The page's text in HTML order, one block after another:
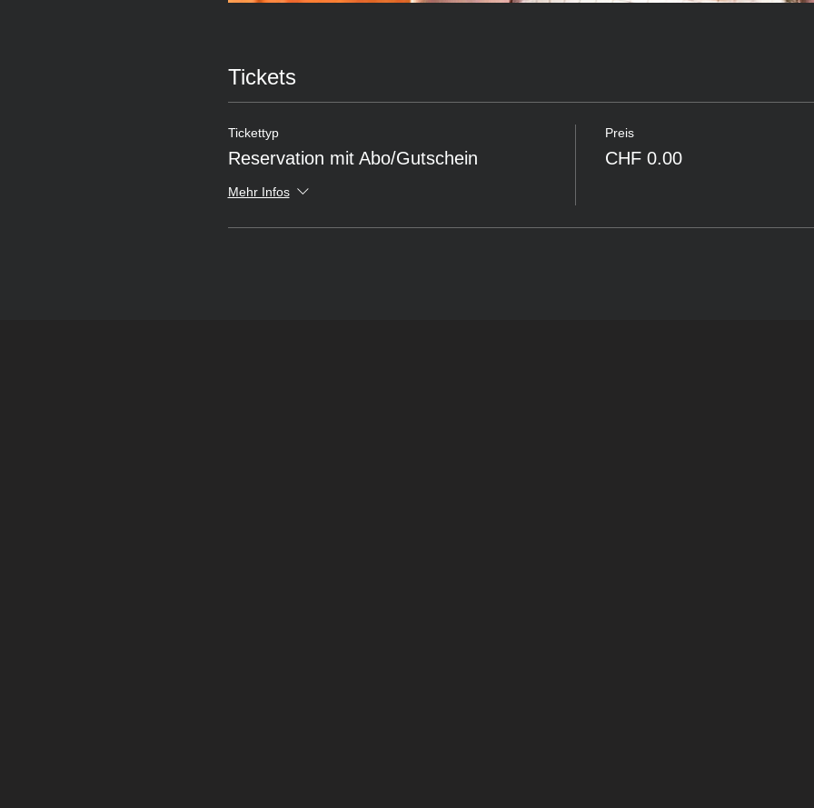
Tickets
Tickettyp
Reservation mit Abo/Gutschein
Mehr Infos
Preis
CHF 0.00